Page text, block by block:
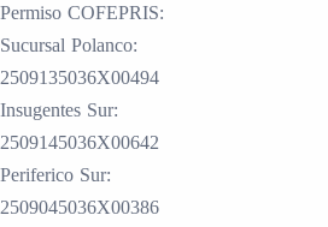
Permiso COFEPRIS:
Sucursal Polanco:
2509135036X00494
Insugentes Sur:
2509145036X00642
Periferico Sur:
2509045036X00386